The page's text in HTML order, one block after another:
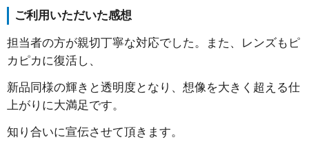
ご利用いただいた感想
担当者の方が親切丁寧な対応でした。また、レンズもピ
カピカに復活し、
新品同様の輝きと透明度となり、想像を大きく超える仕
上がりに大満足です。
知り合いに宣伝させて頂きます。